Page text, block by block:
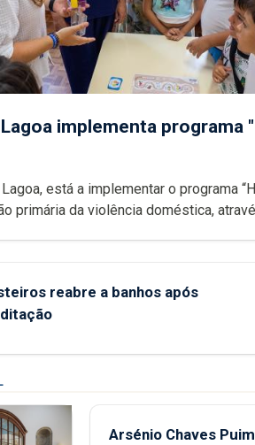
implementa programa
está a implementar o programa
primária da violência doméstica,
reabre a banhos após
Arsénio Chaves Puim